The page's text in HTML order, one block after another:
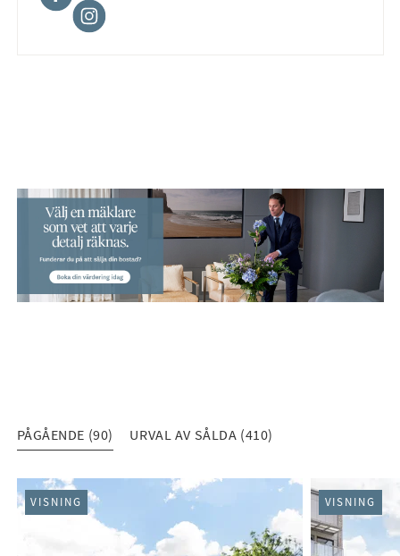
Facebook
PÅGÅENDE (90) URVAL AV SÅLDA (410)
PÅGÅENDE (90)
VISNING VISNING